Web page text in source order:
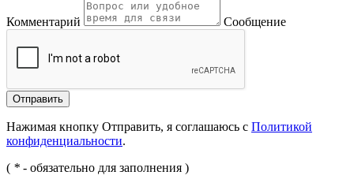
Комментарий Сообщение
Нажимая кнопку Отправить, я соглашаюсь с Политикой
конфиденциальности.
( * - обязательно для заполнения )